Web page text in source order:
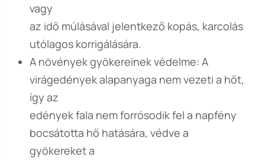
vagy
az idő múlásával jelentkező kopás, karcolás
utólagos korrigálására.
A növények gyökereinek védelme: A
virágedények alapanyaga nem vezeti a hőt,
így az
edények fala nem forrósodik fel a napfény
bocsátotta hő hatására, védve a
gyökereket a